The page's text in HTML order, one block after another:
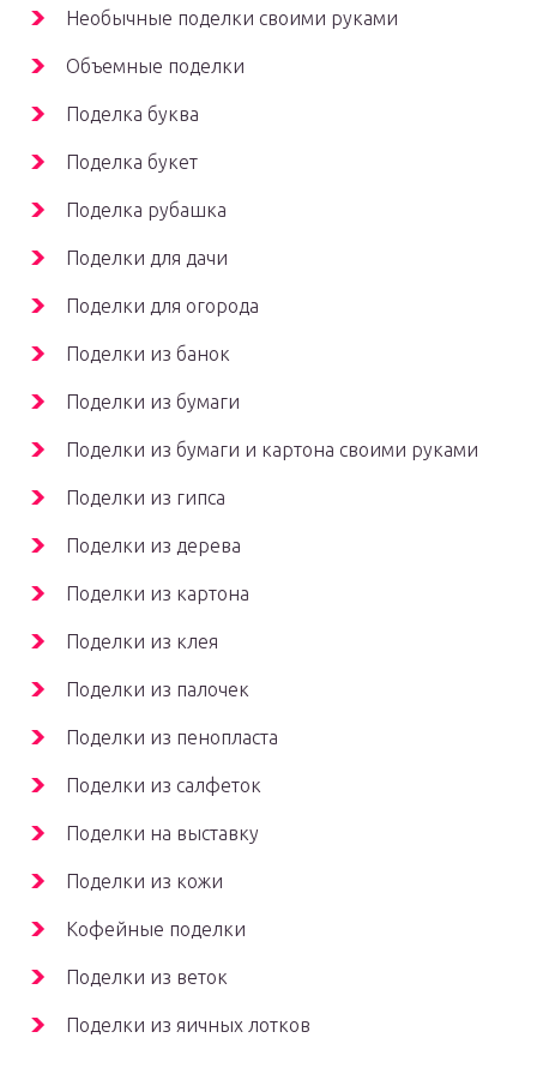
Необычные поделки своими руками
Объемные поделки
Поделка буква
Поделка букет
Поделка рубашка
Поделки для дачи
Поделки для огорода
Поделки из банок
Поделки из бумаги
Поделки из бумаги и картона своими руками
Поделки из гипса
Поделки из дерева
Поделки из картона
Поделки из клея
Поделки из палочек
Поделки из пенопласта
Поделки из салфеток
Поделки на выставку
Поделки из кожи
Кофейные поделки
Поделки из веток
Поделки из яичных лотков